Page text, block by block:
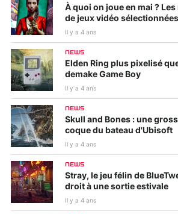
À quoi on joue en mai ?
de jeux vidéo
Il y a 4 ans
NEWS
Elden Ring plus pixelisé
demake Game Boy
Il y a 4 ans
NEWS
Skull and Bones : une
coque du bateau d'Ubisoft
Il y a 4 ans
NEWS
Stray, le jeu félin de
droit à une sortie estivale
Il y a 4 ans